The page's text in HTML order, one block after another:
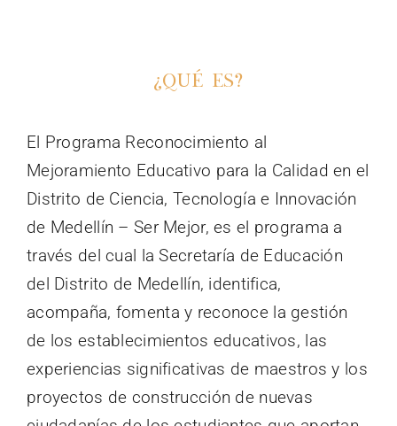
postulaciones
Mova
Noticias
Contáctanos
¿Qué es?
El Programa Reconocimiento al
Mejoramiento Educativo para la Calidad en el
Distrito de Ciencia, Tecnología e Innovación
de Medellín – Ser Mejor, es el programa a
través del cual la Secretaría de Educación
del Distrito de Medellín, identifica,
acompaña, fomenta y reconoce la gestión
de los establecimientos educativos, las
experiencias significativas de maestros y los
proyectos de construcción de nuevas